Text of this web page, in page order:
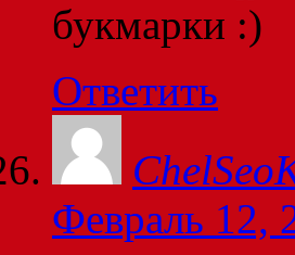
букмарки
Ответить
Февраль 12,